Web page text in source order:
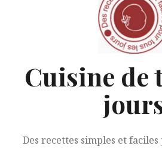
Cuisine de
Des recettes simples et